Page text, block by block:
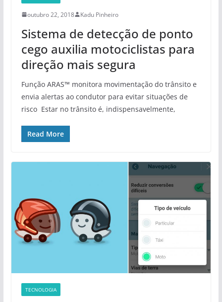
outubro 22, 2018 Kadu Pinheiro
Sistema de detecção de ponto
cego auxilia motociclistas para
direção mais segura
Função ARAS™ monitora movimentação do trânsito e
envia alertas ao condutor para evitar situações de
risco Estar no trânsito é, indispensavelmente,
Read More
TECNOLOGIA